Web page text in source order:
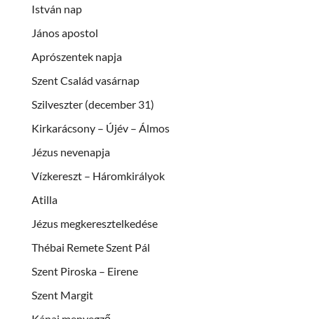
István nap
János apostol
Aprószentek napja
Szent Család vasárnap
Szilveszter (december 31)
Kirkarácsony – Újév – Álmos
Jézus nevenapja
Vízkereszt – Háromkirályok
Atilla
Jézus megkeresztelkedése
Thébai Remete Szent Pál
Szent Piroska – Eirene
Szent Margit